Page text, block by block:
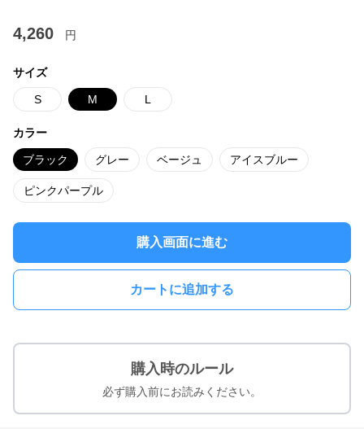
4,260 円
サイズ
S M L
カラー
ブラック グレー ベージュ アイスブルー
ピンクパープル
購入画面に進む
カートに追加する
購入時のルール
必ず購入前にお読みください。